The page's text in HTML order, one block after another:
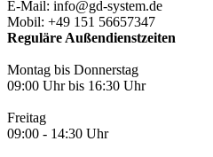
E-Mail: info@gd-system.de
Mobil: +49 151 56657347
Reguläre Außendienstzeiten
Montag bis Donnerstag
09:00 Uhr bis 16:30 Uhr
Freitag
09:00 - 14:30 Uhr